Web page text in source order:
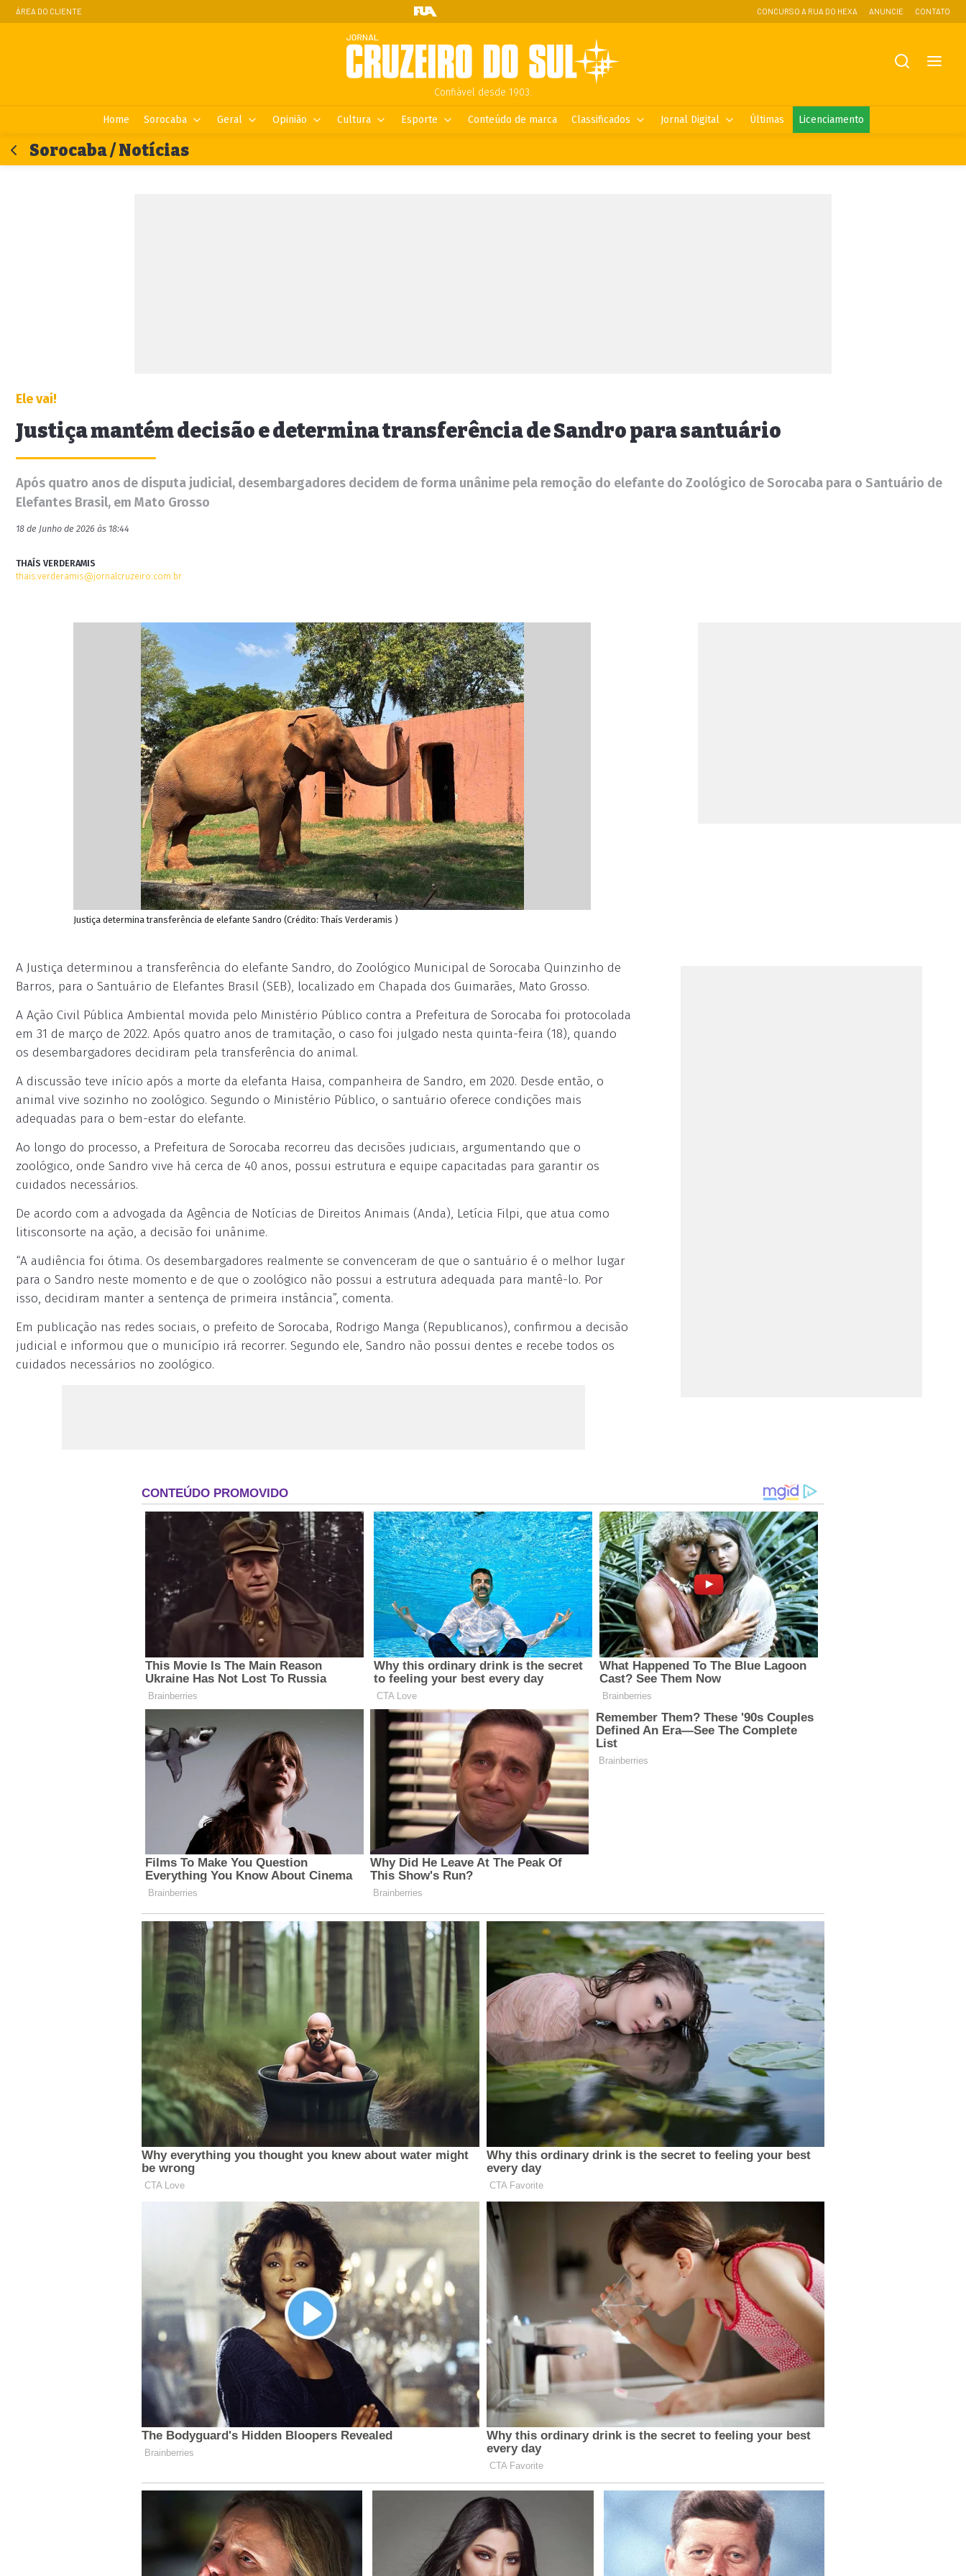
ÁREA DO CLIENTE CONCURSO A RUA DO HEXA ANUNCIE CONTATO
Confiável desde 1903.
Home Sorocaba Geral Opinião Cultura Esporte Conteúdo de marca Classificados Jornal Digital Últimas Licenciamento
Sorocaba / Notícias
Ele vai!
Justiça mantém decisão e determina transferência de Sandro para santuário
Após quatro anos de disputa judicial, desembargadores decidem de forma unânime pela remoção do elefante do Zoológico de Sorocaba para o Santuário de
Elefantes Brasil, em Mato Grosso
18 de Junho de 2026 às 18:44
THAÍS VERDERAMIS
thais.verderamis@jornalcruzeiro.com.br
Justiça determina transferência de elefante Sandro (Crédito: Thaís Verderamis )
A Justiça determinou a transferência do elefante Sandro, do Zoológico Municipal de Sorocaba Quinzinho de
Barros, para o Santuário de Elefantes Brasil (SEB), localizado em Chapada dos Guimarães, Mato Grosso.
A Ação Civil Pública Ambiental movida pelo Ministério Público contra a Prefeitura de Sorocaba foi protocolada
em 31 de março de 2022. Após quatro anos de tramitação, o caso foi julgado nesta quinta-feira (18), quando
os desembargadores decidiram pela transferência do animal.
A discussão teve início após a morte da elefanta Haisa, companheira de Sandro, em 2020. Desde então, o
animal vive sozinho no zoológico. Segundo o Ministério Público, o santuário oferece condições mais
adequadas para o bem-estar do elefante.
Ao longo do processo, a Prefeitura de Sorocaba recorreu das decisões judiciais, argumentando que o
zoológico, onde Sandro vive há cerca de 40 anos, possui estrutura e equipe capacitadas para garantir os
cuidados necessários.
De acordo com a advogada da Agência de Notícias de Direitos Animais (Anda), Letícia Filpi, que atua como
litisconsorte na ação, a decisão foi unânime.
“A audiência foi ótima. Os desembargadores realmente se convenceram de que o santuário é o melhor lugar
para o Sandro neste momento e de que o zoológico não possui a estrutura adequada para mantê-lo. Por
isso, decidiram manter a sentença de primeira instância”, comenta.
Em publicação nas redes sociais, o prefeito de Sorocaba, Rodrigo Manga (Republicanos), confirmou a decisão
judicial e informou que o município irá recorrer. Segundo ele, Sandro não possui dentes e recebe todos os
cuidados necessários no zoológico.